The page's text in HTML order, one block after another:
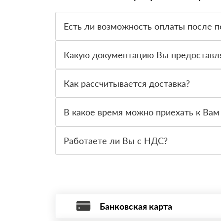
Есть ли возможность оплаты после
вправе от него отказаться.
Какую документацию Вы
Как рассчитывается доставка?
стоимости и сроков доставки, которые
В какое время можно приехать к
Работаете ли Вы с НДС?
Банковская карта